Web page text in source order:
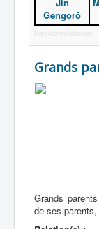
Jin
Gengorô
More Joomla Extensions
Grands
Grands
de ses